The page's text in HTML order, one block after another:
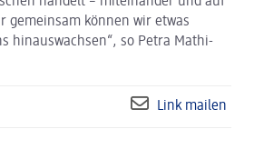
gemeinsam können wir etwas
hinauswachsen“, so Petra Mathi-
Link mailen